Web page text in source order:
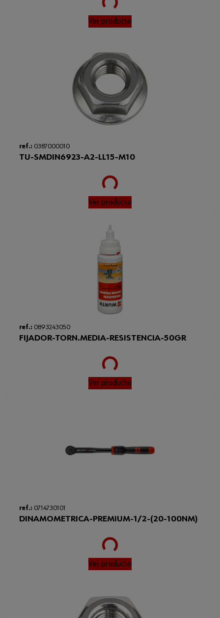
Ver producto
ref.: 0387000010
TU-SMDIN6923-A2-LL15-M10
Loading...
Ver producto
ref.: 0893243050
FIJADOR-TORN.MEDIA-RESISTENCIA-50GR
Loading...
Ver producto
ref.: 0714730101
DINAMOMETRICA-PREMIUM-1/2-(20-100NM)
Loading...
Ver producto